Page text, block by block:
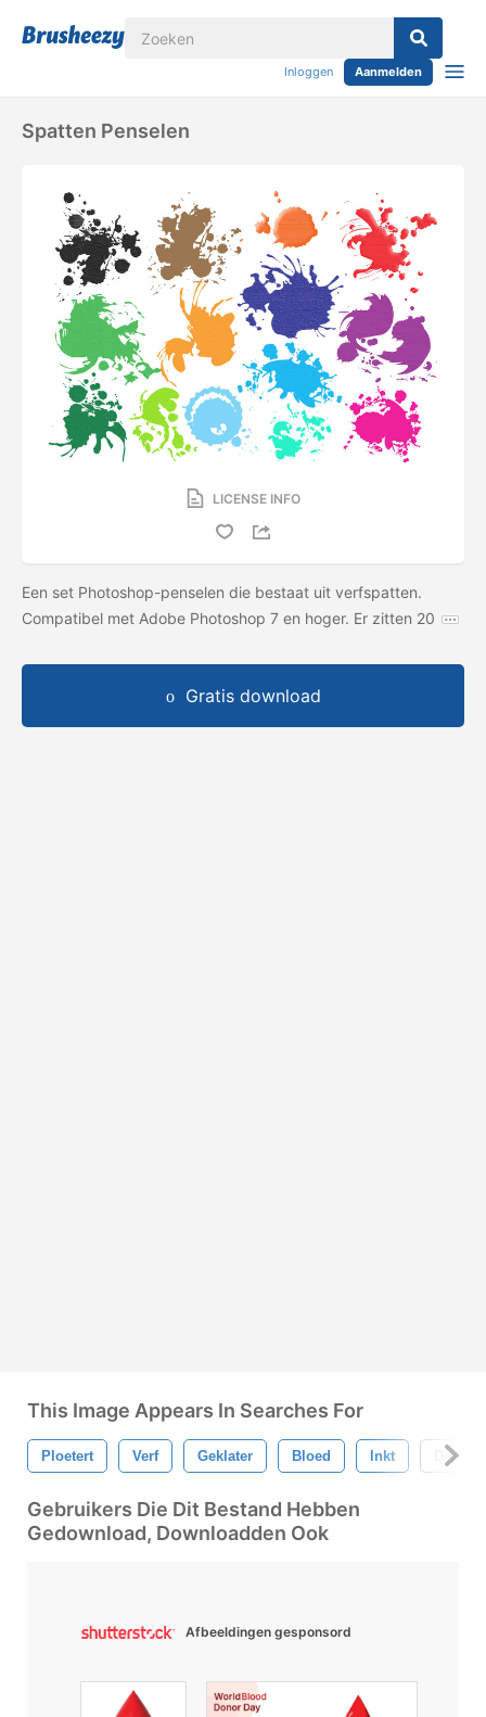
Inloggen Aanmelden
Spatten Penselen
LICENSE INFO
Een set Photoshop-penselen die bestaat uit verfspatten.
Compatibel met Adobe Photoshop 7 en hoger. Er zitten 20
Gratis download
This Image Appears In Searches For
Ploetert Verf Geklater Bloed Inkt
Gebruikers Die Dit Bestand Hebben
Gedownload, Downloadden Ook
Afbeeldingen gesponsord